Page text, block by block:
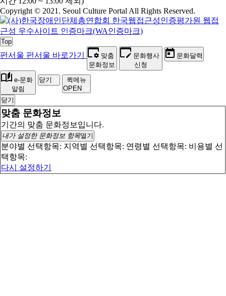
Copyright © 2021. Seoul Culture Portal All Rights Reserved.
Top
펀서울 펀서울 바로가기
맞춤
문화정보
문화행사
신청
문화달력
e-문화
알림
닫기
퀵메뉴
OPEN
닫기
맞춤 문화정보
기간의 맞춤 문화정보입니다.
내가 설정한 문화정보 항목열기
분야별 선택항목: 지역별 선택항목: 연령별 선택항목: 비용별 선
택항목:
다시 설정하기